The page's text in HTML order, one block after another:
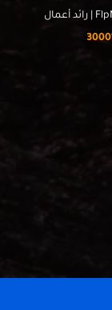
وابدأي رحلتك نحو الإشراقة والنشاط الدائمين الآن. FlpMA | رائد أعمال